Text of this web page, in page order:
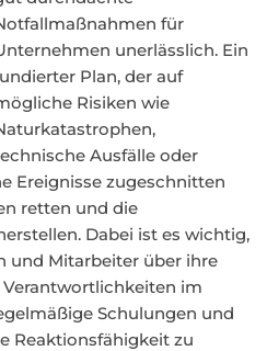
für
unerlässlich. Ein
Plan, der auf
Risiken wie
Ausfälle oder
Ereignisse zugeschnitten
retten und die
Dabei ist es wichtig,
und Mitarbeiter über ihre
im
Schulungen und
Reaktionsfähigkeit zu